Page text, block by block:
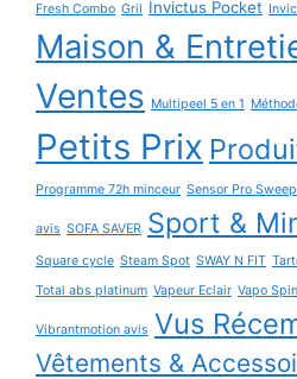
Fresh Combo Gril Invictus Pocket
Maison &
Ventes Multipeel 5 en 1
Petits Prix
Programme 72h minceur Sensor Pro Sweep
avis SOFA SAVER Sport &
Square cycle Steam Spot SWAY N FIT
Total abs platinum Vapeur Eclair Vapo Spin
Vibrantmotion avis Vus
Vêtements &